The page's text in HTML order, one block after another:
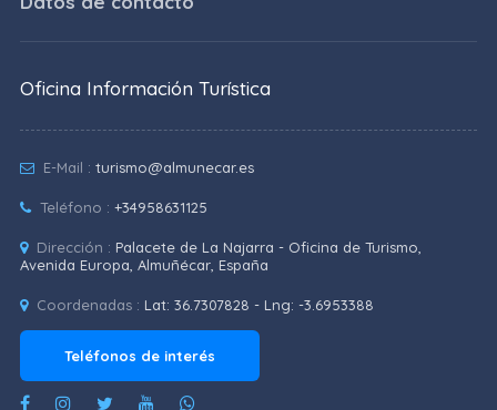
Oficina Información Turística
E-Mail : turismo@almunecar.es
Teléfono : +34958631125
Dirección : Palacete de La Najarra - Oficina de Turismo,
Avenida Europa, Almuñécar, España
Coordenadas : Lat: 36.7307828 - Lng: -3.6953388
Teléfonos de interés